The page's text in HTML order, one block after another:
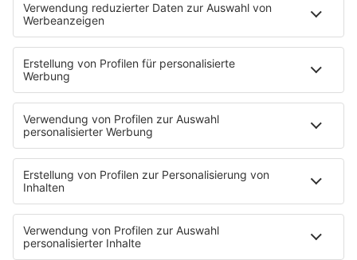
Sendungen
Moderatoren
Podcasts
Hells Bells
Musikwunsch
AKTIONEN
Backstagebereich
King of BOB
Beichtstuhl
Neuerscheinung
Newcomer